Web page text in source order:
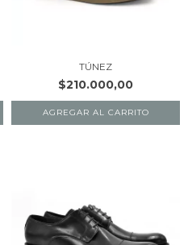
TÚNEZ
$210.000,00
AGREGAR AL CARRITO